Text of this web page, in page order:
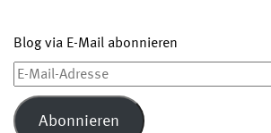
Blog via E-Mail abonnieren
E-
Mail-
Adresse
Abonnieren